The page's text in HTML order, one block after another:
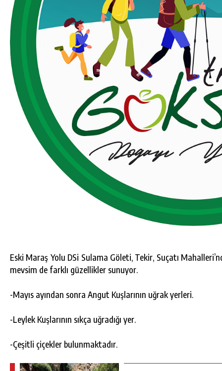
Eski Maraş Yolu DSi Sulama Göleti, Tekir, Suçatı
mevsim de farklı güzellikler sunuyor.
-Mayıs ayından sonra Angut Kuşlarının uğrak yerleri.
-Leylek Kuşlarının sıkça uğradığı yer.
-Çeşitli çiçekler bulunmaktadır.
GÜNLÜK HABER AKIŞI
GÖKSUN HAFIZLIK KIZ KUR’AN KURSU
ÖĞRENCILERINE DARENDE GEZISI.